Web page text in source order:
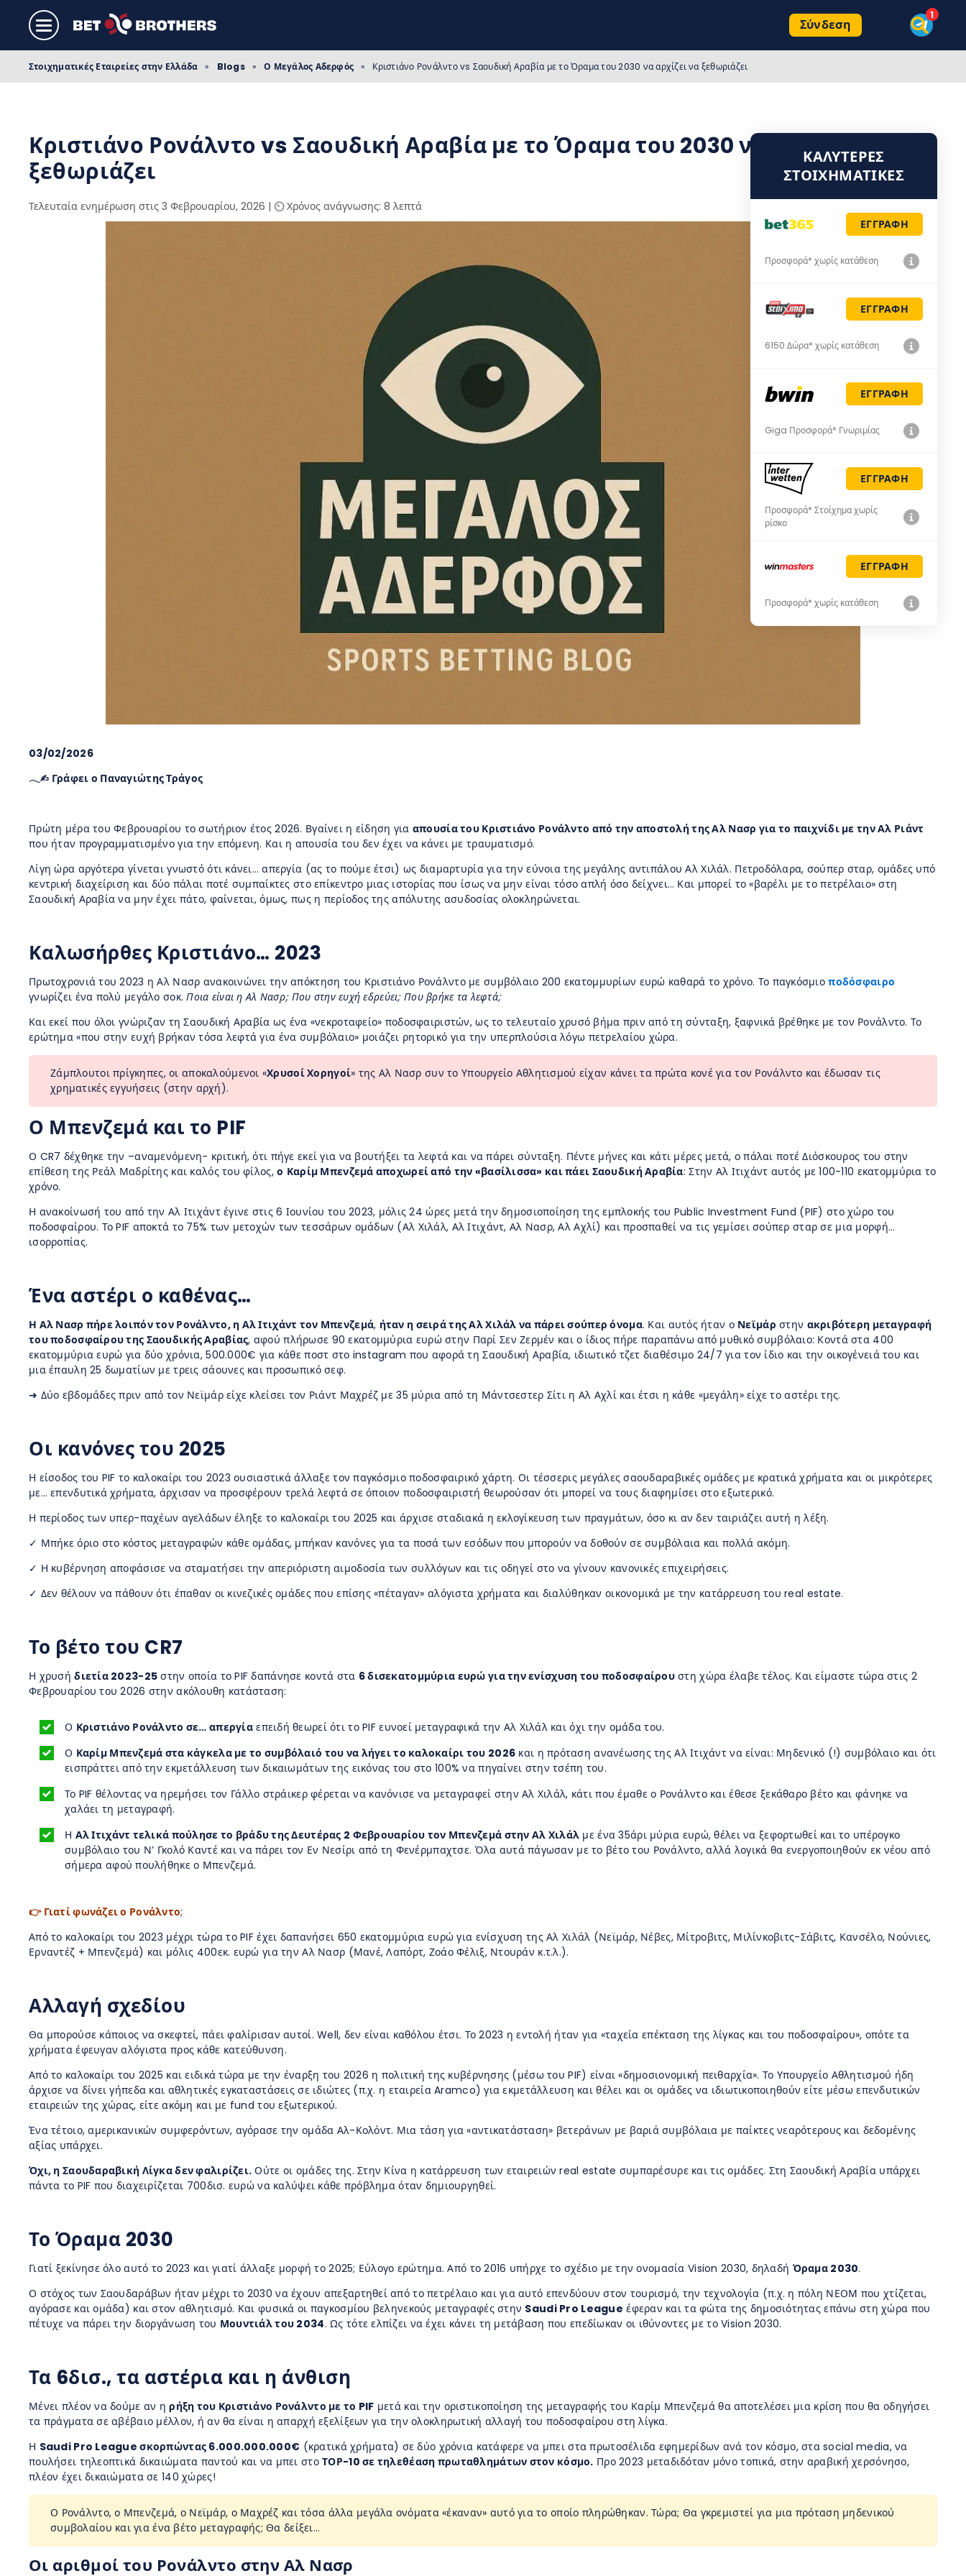
Σύνδεση
Στοιχηματικές Εταιρείες στην Ελλάδα » Blogs » Ο Μεγάλος Αδερφός » Κριστιάνο Ρονάλντο vs Σαουδική Αραβία με το Όραμα του 2030 να αρχίζει να ξεθωριάζει
Κριστιάνο Ρονάλντο vs Σαουδική Αραβία με το Όραμα του 2030 να αρχίζει να
ξεθωριάζει
Τελευταία ενημέρωση στις 3 Φεβρουαρίου, 2026 | ⏲️ Χρόνος ανάγνωσης: 8 λεπτά
03/02/2026
𓂃✍︎ Γράφει ο Παναγιώτης Τράγος
Πρώτη μέρα του Φεβρουαρίου το σωτήριον έτος 2026. Βγαίνει η είδηση για απουσία του Κριστιάνο Ρονάλντο από την αποστολή της Αλ Νασρ για το παιχνίδι με την Αλ Ριάντ
που ήταν προγραμματισμένο για την επόμενη. Και η απουσία του δεν έχει να κάνει με τραυματισμό.
Λίγη ώρα αργότερα γίνεται γνωστό ότι κάνει… απεργία (ας το πούμε έτσι) ως διαμαρτυρία για την εύνοια της μεγάλης αντιπάλου Αλ Χιλάλ. Πετροδόλαρα, σούπερ σταρ, ομάδες υπό
κεντρική διαχείριση και δύο πάλαι ποτέ συμπαίκτες στο επίκεντρο μιας ιστορίας που ίσως να μην είναι τόσο απλή όσο δείχνει… Και μπορεί το «βαρέλι με το πετρέλαιο» στη
Σαουδική Αραβία να μην έχει πάτο, φαίνεται, όμως, πως η περίοδος της απόλυτης ασυδοσίας ολοκληρώνεται.
Καλωσήρθες Κριστιάνο… 2023
Πρωτοχρονιά του 2023 η Αλ Νασρ ανακοινώνει την απόκτηση του Κριστιάνο Ρονάλντο με συμβόλαιο 200 εκατομμυρίων ευρώ καθαρά το χρόνο. Το παγκόσμιοποδόσφαιρο
γνωρίζει ένα πολύ μεγάλο σοκ.Ποια είναι η Αλ Νασρ; Που στην ευχή εδρεύει; Που βρήκε τα λεφτά;
Και εκεί που όλοι γνώριζαν τη Σαουδική Αραβία ως ένα «νεκροταφείο» ποδοσφαιριστών, ως το τελευταίο χρυσό βήμα πριν από τη σύνταξη, ξαφνικά βρέθηκε με τον Ρονάλντο. Το
ερώτημα «που στην ευχή βρήκαν τόσα λεφτά για ένα συμβόλαιο» μοιάζει ρητορικό για την υπερπλούσια λόγω πετρελαίου χώρα.
Ζάμπλουτοι πρίγκηπες, οι αποκαλούμενοι «Χρυσοί Χορηγοί» της Αλ Νασρ συν το Υπουργείο Αθλητισμού είχαν κάνει τα πρώτα κονέ για τον Ρονάλντο και έδωσαν τις
χρηματικές εγγυήσεις (στην αρχή).
Ο Μπενζεμά και το PIF
Ο CR7 δέχθηκε την –αναμενόμενη- κριτική, ότι πήγε εκεί για να βουτήξει τα λεφτά και να πάρει σύνταξη. Πέντε μήνες και κάτι μέρες μετά, ο πάλαι ποτέ Διόσκουρος του στην
επίθεση της Ρεάλ Μαδρίτης και καλός του φίλος,ο Καρίμ Μπενζεμά αποχωρεί από την «βασίλισσα» και πάει Σαουδική Αραβία: Στην Αλ Ιτιχάντ αυτός με 100-110 εκατομμύρια το
χρόνο.
Η ανακοίνωσή του από την Αλ Ιτιχάντ έγινε στις 6 Ιουνίου του 2023, μόλις 24 ώρες μετά την δημοσιοποίηση της εμπλοκής του Public Investment Fund (PIF) στο χώρο του
ποδοσφαίρου. Το PIF αποκτά το 75% των μετοχών των τεσσάρων ομάδων (Αλ Χιλάλ, Αλ Ιτιχάντ, Αλ Νασρ, Αλ Αχλί) και προσπαθεί να τις γεμίσει σούπερ σταρ σε μια μορφή…
ισορροπίας.
Ένα αστέρι ο καθένας…
Η Αλ Νασρ πήρε λοιπόν τον Ρονάλντο, η Αλ Ιτιχάντ τον Μπενζεμά, ήταν η σειρά της Αλ Χιλάλ να πάρει σούπερ όνομα. Και αυτός ήταν ο Νεϊμάρ στην ακριβότερη μεταγραφή
του ποδοσφαίρου της Σαουδικής Αραβίας, αφού πλήρωσε 90 εκατομμύρια ευρώ στην Παρί Σεν Ζερμέν και ο ίδιος πήρε παραπάνω από μυθικό συμβόλαιο: Κοντά στα 400
εκατομμύρια ευρώ για δύο χρόνια, 500.000€ για κάθε ποστ στο instagram που αφορά τη Σαουδική Αραβία, ιδιωτικό τζετ διαθέσιμο 24/7 για τον ίδιο και την οικογένειά του και
μια έπαυλη 25 δωματίων με τρεις σάουνες και προσωπικό σεφ.
➜ Δύο εβδομάδες πριν από τον Νεϊμάρ είχε κλείσει τον Ριάντ Μαχρέζ με 35 μύρια από τη Μάντσεστερ Σίτι η Αλ Αχλί και έτσι η κάθε «μεγάλη» είχε το αστέρι της.
Οι κανόνες του 2025
Η είσοδος του PIF το καλοκαίρι του 2023 ουσιαστικά άλλαξε τον παγκόσμιο ποδοσφαιρικό χάρτη. Οι τέσσερις μεγάλες σαουδαραβικές ομάδες με κρατικά χρήματα και οι μικρότερες
με… επενδυτικά χρήματα, άρχισαν να προσφέρουν τρελά λεφτά σε όποιον ποδοσφαιριστή θεωρούσαν ότι μπορεί να τους διαφημίσει στο εξωτερικό.
Η περίοδος των υπερ-παχέων αγελάδων έληξε το καλοκαίρι του 2025 και άρχισε σταδιακά η εκλογίκευση των πραγμάτων, όσο κι αν δεν ταιριάζει αυτή η λέξη.
✓ Μπήκε όριο στο κόστος μεταγραφών κάθε ομάδας, μπήκαν κανόνες για τα ποσά των εσόδων που μπορούν να δοθούν σε συμβόλαια και πολλά ακόμη.
✓ Η κυβέρνηση αποφάσισε να σταματήσει την απεριόριστη αιμοδοσία των συλλόγων και τις οδηγεί στο να γίνουν κανονικές επιχειρήσεις.
✓ Δεν θέλουν να πάθουν ότι έπαθαν οι κινεζικές ομάδες που επίσης «πέταγαν» αλόγιστα χρήματα και διαλύθηκαν οικονομικά με την κατάρρευση του real estate.
Το βέτο του CR7
Η χρυσήδιετία 2023-25 στην οποία το PIF δαπάνησε κοντά στα 6 δισεκατομμύρια ευρώ για την ενίσχυση του ποδοσφαίρουστη χώρα έλαβε τέλος. Και είμαστε τώρα στις 2
Φεβρουαρίου του 2026 στην ακόλουθη κατάσταση:
Ο Κριστιάνο Ρονάλντο σε… απεργίαεπειδή θεωρεί ότι το PIF ευνοεί μεταγραφικά την Αλ Χιλάλ και όχι την ομάδα του.
Ο Καρίμ Μπενζεμά στα κάγκελα με το συμβόλαιό του να λήγει το καλοκαίρι του 2026 και η πρόταση ανανέωσης της Αλ Ιτιχάντ να είναι: Μηδενικό (!) συμβόλαιο και ότι
εισπράττει από την εκμετάλλευση των δικαιωμάτων της εικόνας του στο 100% να πηγαίνει στην τσέπη του.
Το PIF θέλοντας να ηρεμήσει τον Γάλλο στράικερ φέρεται να κανόνισε να μεταγραφεί στην Αλ Χιλάλ, κάτι που έμαθε ο Ρονάλντο και έθεσε ξεκάθαρο βέτο και φάνηκε να
χαλάει τη μεταγραφή.
Η Αλ Ιτιχάντ τελικά πούλησε το βράδυ της Δευτέρας 2 Φεβρουαρίου τον Μπενζεμά στην Αλ Χιλάλ με ένα 35άρι μύρια ευρώ, θέλει να ξεφορτωθεί και το υπέρογκο
συμβόλαιο του Ν’ Γκολό Καντέ και να πάρει τον Εν Νεσίρι από τη Φενέρμπαχτσε. Όλα αυτά πάγωσαν με το βέτο του Ρονάλντο, αλλά λογικά θα ενεργοποιηθούν εκ νέου από
σήμερα αφού πουλήθηκε ο Μπενζεμά.
👉 Γιατί φωνάζει ο Ρονάλντο;
Από το καλοκαίρι του 2023 μέχρι τώρα το PIF έχει δαπανήσει 650 εκατομμύρια ευρώ για ενίσχυση της Αλ Χιλάλ (Νεϊμάρ, Νέβες, Μίτροβιτς, Μιλίνκοβιτς-Σάβιτς, Κανσέλο, Νούνιες,
Ερναντέζ + Μπενζεμά) και μόλις 400εκ. ευρώ για την Αλ Νασρ (Μανέ, Λαπόρτ, Ζοάο Φέλιξ, Ντουράν κ.τ.λ.).
Αλλαγή σχεδίου
Θα μπορούσε κάποιος να σκεφτεί, πάει φαλίρισαν αυτοί. Well, δεν είναι καθόλου έτσι. Το 2023 η εντολή ήταν για «ταχεία επέκταση της λίγκας και του ποδοσφαίρου», οπότε τα
χρήματα έφευγαν αλόγιστα προς κάθε κατεύθυνση.
Από το καλοκαίρι του 2025 και ειδικά τώρα με την έναρξη του 2026 η πολιτική της κυβέρνησης (μέσω του PIF) είναι «δημοσιονομική πειθαρχία». Το Υπουργείο Αθλητισμού ήδη
άρχισε να δίνει γήπεδα και αθλητικές εγκαταστάσεις σε ιδιώτες (π.χ. η εταιρεία Aramco) για εκμετάλλευση και θέλει και οι ομάδες να ιδιωτικοποιηθούν είτε μέσω επενδυτικών
εταιρειών της χώρας, είτε ακόμη και με fund του εξωτερικού.
Ένα τέτοιο, αμερικανικών συμφερόντων, αγόρασε την ομάδα Αλ-Κολόντ. Μια τάση για «αντικατάσταση» βετεράνων με βαριά συμβόλαια με παίκτες νεαρότερους και δεδομένης
αξίας υπάρχει.
Όχι, η Σαουδαραβική Λίγκα δεν φαλιρίζει. Ούτε οι ομάδες της. Στην Κίνα η κατάρρευση των εταιρειών real estate συμπαρέσυρε και τις ομάδες. Στη Σαουδική Αραβία υπάρχει
πάντα το PIF που διαχειρίζεται 700δισ. ευρώ να καλύψει κάθε πρόβλημα όταν δημιουργηθεί.
Το Όραμα 2030
Γιατί ξεκίνησε όλο αυτό το 2023 και γιατί άλλαξε μορφή το 2025; Εύλογο ερώτημα. Από το 2016 υπήρχε το σχέδιο με την ονομασία Vision 2030, δηλαδή Όραμα 2030.
Ο στόχος των Σαουδαράβων ήταν μέχρι το 2030 να έχουν απεξαρτηθεί από το πετρέλαιο και για αυτό επενδύουν στον τουρισμό, την τεχνολογία (π.χ. η πόλη ΝΕΟΜ που χτίζεται,
αγόρασε και ομάδα) και στον αθλητισμό. Και φυσικά οι παγκοσμίου βεληνεκούς μεταγραφές στην Saudi Pro League έφεραν και τα φώτα της δημοσιότητας επάνω στη χώρα που
πέτυχε να πάρει την διοργάνωση του Μουντιάλ του 2034. Ως τότε ελπίζει να έχει κάνει τη μετάβαση που επεδίωκαν οι ιθύνοντες με το Vision 2030.
Τα 6δισ., τα αστέρια και η άνθιση
Μένει πλέον να δούμε αν ηρήξη του Κριστιάνο Ρονάλντο με το PIF μετά και την οριστικοποίηση της μεταγραφής του Καρίμ Μπενζεμά θα αποτελέσει μια κρίση που θα οδηγήσει
τα πράγματα σε αβέβαιο μέλλον, ή αν θα είναι η απαρχή εξελίξεων για την ολοκληρωτική αλλαγή του ποδοσφαίρου στη λίγκα.
Η Saudi Pro League σκορπώντας 6.000.000.000€ (κρατικά χρήματα) σε δύο χρόνια κατάφερε να μπει στα πρωτοσέλιδα εφημερίδων ανά τον κόσμο, στα social media, να
πουλήσει τηλεοπτικά δικαιώματα παντού και να μπει στοΤΟΡ-10 σε τηλεθέαση πρωταθλημάτων στον κόσμο. Προ 2023 μεταδιδόταν μόνο τοπικά, στην αραβική χερσόνησο,
πλέον έχει δικαιώματα σε 140 χώρες!
Ο Ρονάλντο, ο Μπενζεμά, ο Νεϊμάρ, ο Μαχρέζ και τόσα άλλα μεγάλα ονόματα «έκαναν» αυτό για το οποίο πληρώθηκαν. Τώρα; Θα γκρεμιστεί για μια πρόταση μηδενικού
συμβολαίου και για ένα βέτο μεταγραφής; Θα δείξει…
Οι αριθμοί του Ρονάλντο στην Αλ Νασρ
ΚΑΛΎΤΕΡΕΣ
ΣΤΟΙΧΗΜΑΤΙΚΈΣ
ΕΓΓΡΑΦΗ
Προσφορά* χωρίς κατάθεση
ΕΓΓΡΑΦΗ
6150 Δώρα* χωρίς κατάθεση
ΕΓΓΡΑΦΗ
Giga Προσφορά* Γνωριμίας
ΕΓΓΡΑΦΗ
Προσφορά* Στοίχημα χωρίς
ρίσκο
ΕΓΓΡΑΦΗ
Προσφορά* χωρίς κατάθεση